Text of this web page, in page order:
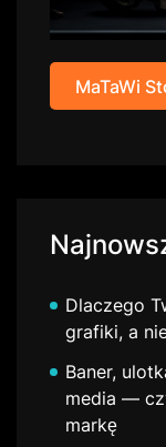
MaTaWi
Dlaczego
grafiki, a
Baner,
media —
markę